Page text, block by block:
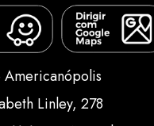
Americanópolis
Linley, 278